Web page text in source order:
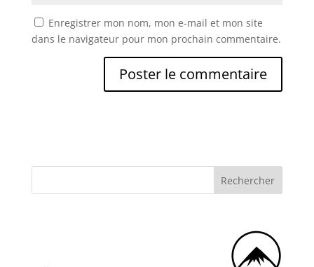
Enregistrer mon nom, mon e-mail et mon site
dans le navigateur pour mon prochain commentaire.